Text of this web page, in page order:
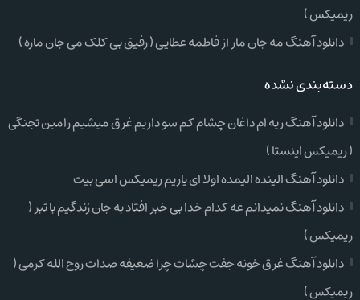
ریمیکس )
دانلود آهنگ مه جان مار از فاطمه عطایی ( رفیق بی کلک می جان ماره )
دسته‌بندی نشده
دانلود آهنگ ریه ام داغان چشام کم سو داریم غرق میشیم رامین تجنگی
( ریمیکس اینستا )
دانلود آهنگ الینده الیمده اولا ای یاریم ریمیکس اسی بیت
دانلود آهنگ نمیدانم عه کدام خدا بی خبر افتاد به جان زندگیم با تبر (
ریمیکس )
دانلود آهنگ غرق خونه جفت چشات چرا ضعیفه صدات روح الله کرمی (
ریمیکس )